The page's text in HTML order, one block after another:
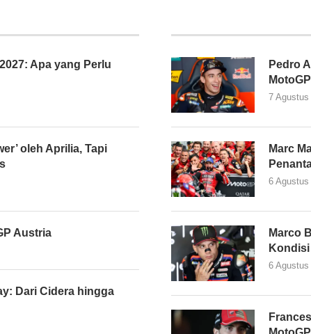
Apa yang Perlu
oleh Aprilia, Tapi
Austria
Dari Cidera hingga
Pedro
7 Agustus
Marc
6 Agustus
Marco
6 Agustus